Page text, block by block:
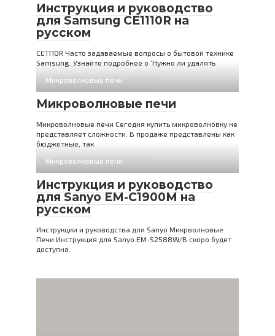
Инструкция и руководство
для Samsung CE1110R на
русском
CE1110R Часто задаваемые вопросы о бытовой технике
Samsung. Узнайте подробнее о ‘Нужно ли удалять
Микроволновые печи
Микроволновые печи
Микроволновые печи Сегодня купить микроволновку не
представляет сложности. В продаже представлены как
бюджетные, так
Микроволновые печи
Инструкция и руководство
для Sanyo EM-C1900M на
русском
Инструкции и руководства для Sanyo Микрволновые
Печи Инструкция для Sanyo EM-S2588W/B скоро будет
доступна.